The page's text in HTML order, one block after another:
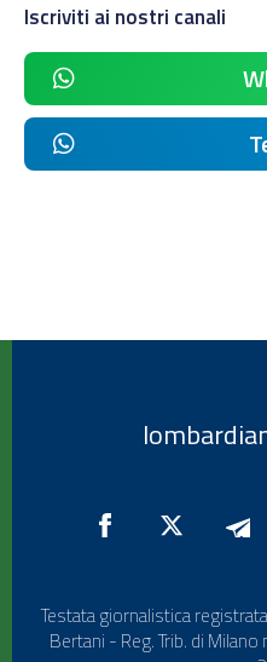
Iscriviti ai nostri canali
Testata giornalistica
Bertani - Reg. Trib. di